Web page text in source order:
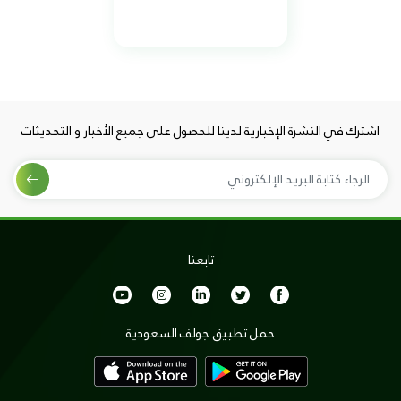
اشترك في النشرة الإخبارية لدينا للحصول على جميع الأخبار و التحديثات
تابعنا
حمل تطبيق جولف السعودية